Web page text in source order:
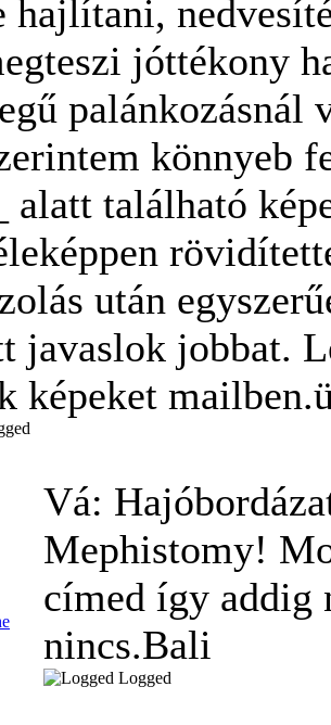
hajlítani,
jóttékony
könnyeb
alatt található
után
javaslok jobbat.
képeket
Vá:
Mephistomy!
címed így addig
nincs.Bali
Logged